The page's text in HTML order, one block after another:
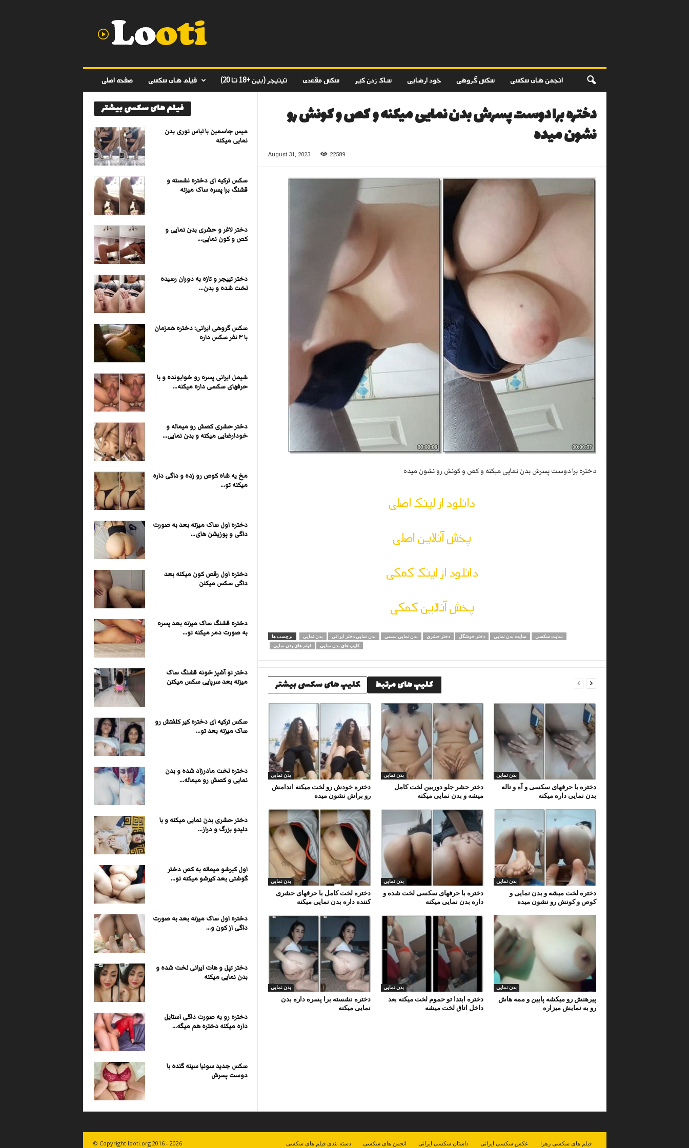
صفحه اصلی فیلم های سکسی تینیجر (بین +18 تا 20) سکس مقعدی ساک زدن کیر خود ارضایی سکس گروهی انجمن های سکسی
دختره برا دوست پسرش بدن نمایی میکنه و کص و کونش رو
نشون میده
August 31, 2023 22589
دختره برا دوست پسرش بدن نمایی میکنه و کص و کونش رو نشون میده
دانلود از لینک اصلی
پخش آنلاین اصلی
دانلود از لینک کمکی
پخش آنلاین کمکی
برچسب ها بدن نمایی بدن نمایی دختر ایرانی بدن نمایی سسی دختر حشری دختر خوشگل سایت بدن نمایی
سایت سکسی
فیلم های بدن نمایی
کلیپ های بدن نمایی
کلیپ های مرتبط کلیپ های سکسی بیشتر
بدن نمایی
دختره خودش رو لخت میکنه اندامش
رو براش نشون میده
بدن نمایی
دختر حشر جلو دوربین لخت کامل
میشه و بدن نمایی میکنه
بدن نمایی
دختره با حرفهای سکسی و آه و ناله
بدن نمایی داره میکنه
بدن نمایی
دختره لخت کامل با حرفهای حشری
کننده داره بدن نمایی میکنه
بدن نمایی
دختره با حرفهای سکسی لخت شده و
داره بدن نمایی میکنه
بدن نمایی
دختره لخت میشه و بدن نمایی و
کوص و کونش رو نشون میده
بدن نمایی
دختره نشسته برا پسره داره بدن
نمایی میکنه
بدن نمایی
دختره ابتدا تو حموم لخت میکنه بعد
داخل اتاق لخت میشه
بدن نمایی
پیرهنش رو میکشه پایین و ممه هاش
رو به نمایش میزاره
فیلم های سکسی بیشتر
میس جاسمین با لباس توری بدن
نمایی میکنه
سکس ترکیه ای دختره نشسته و
قشنگ برا پسره ساک میزنه
دختر لاغر و حشری بدن نمایی و
کص و کون نمایی...
دختر تییجر و تازه به دوران رسیده
لخت شده و بدن...
سکس گروهی ایرانی: دختره همزمان
با ۳ نفر سکس داره
شیمل ایرانی پسره رو خوابونده و با
حرفهای سکسی داره میکنه...
دختر حشری کصش رو میماله و
خودارضایی میکنه و بدن نمایی...
مخ یه شاه کوص رو زده و داگی داره
میکنه تو...
دختره اول ساک میزنه بعد به صورت
داگی و پوزیشن های...
دختره اول رقص کون میکنه بعد
داگی سکس میکنن
دختره قشنگ ساک میزنه بعد پسره
به صورت دمر میکنه تو...
دختر تو آشپز خونه قشنگ ساک
میزنه بعد سرپایی سکس میکنن
سکس ترکیه ای دختره کیر کلفتش رو
ساک میزنه بعد تو...
دختره لخت مادرزاد شده و بدن
نمایی و کصش رو میماله...
دختر حشری بدن نمایی میکنه و با
دلیدو بزرگ و دراز...
اول کیرشو میماله به کص دختر
گوشتی بعد کیرشو میکنه تو...
دختره اول ساک میزنه بعد به صورت
داگی از کون و...
دختر تپل و هات ایرانی لخت شده و
بدن نمایی میکنه
دختره رو به صورت داگی استایل
داره میکنه دختره هم میگه...
سکس جدید سونیا سینه گنده با
دوست پسرش
دسته بندی فیلم های سکسی انجمن های سکسی داستان سکسی ایرانی عکس سکسی ایرانی فیلم های سکسی زهرا © Copyright looti.org 2016 - 2026